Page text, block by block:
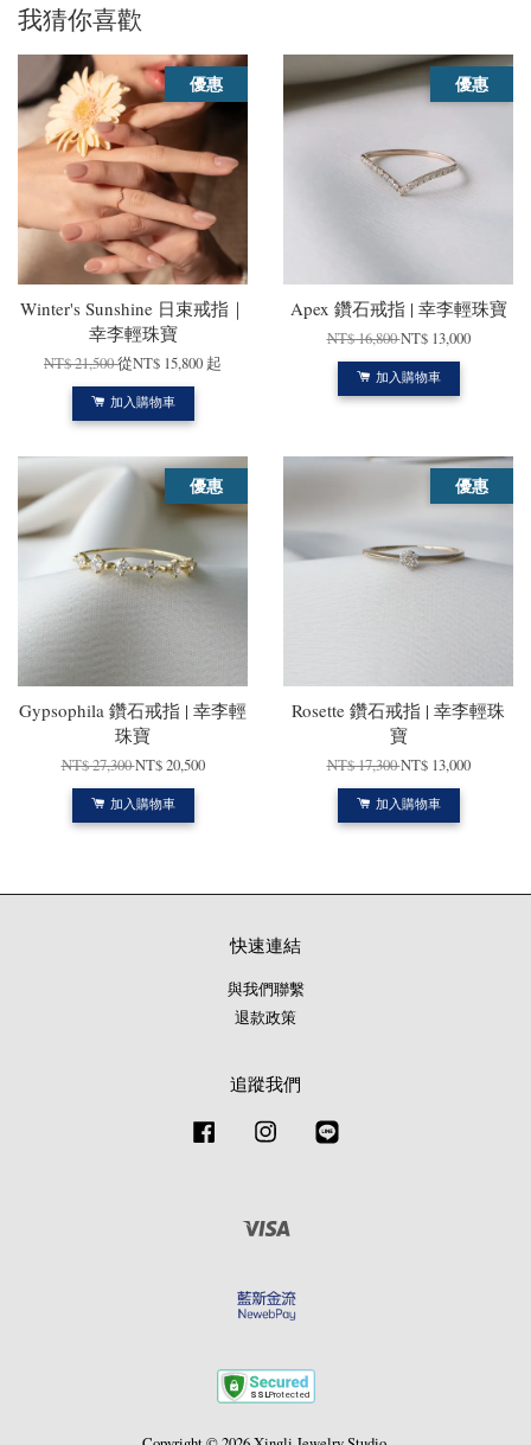
我猜你喜歡
優惠
Winter's Sunshine 日束戒指｜
幸李輕珠寶
NT$ 21,500從NT$ 15,800 起
加入購物車
優惠
Apex 鑽石戒指 | 幸李輕珠寶
NT$ 16,800NT$ 13,000
加入購物車
優惠
Gypsophila 鑽石戒指 | 幸李輕
珠寶
NT$ 27,300NT$ 20,500
加入購物車
優惠
Rosette 鑽石戒指 | 幸李輕珠
寶
NT$ 17,300NT$ 13,000
加入購物車
快速連結
與我們聯繫
退款政策
追蹤我們
Facebook Instagram